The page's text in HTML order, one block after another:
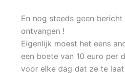
En nog steeds geen
ontvangen !
Eigenlijk moest het eens
een boete van 10 euro per
voor elke dag dat ze te